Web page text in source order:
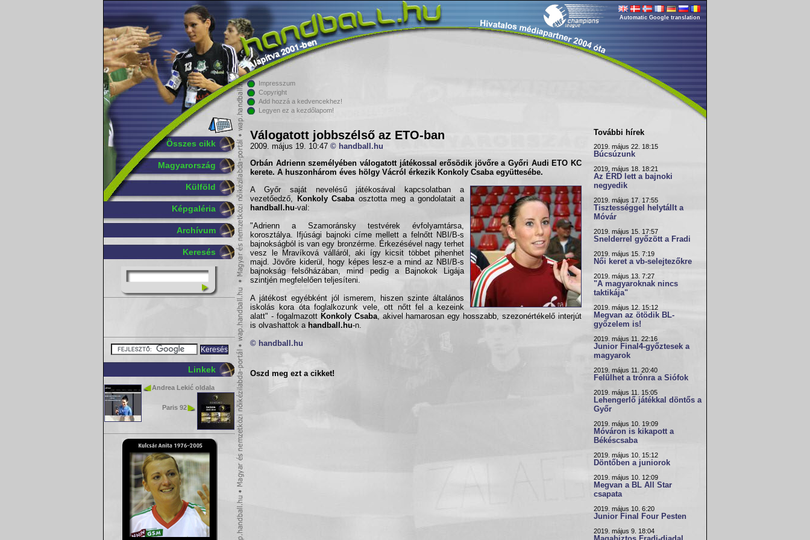
Összes cikk
Magyarország
Külföld
Képgaléria
Archívum
Keresés
Linkek
Andrea Lekić oldala
Paris 92
Automatic Google translation
Impresszum
Copyright
Add hozzá a kedvencekhez!
Legyen ez a kezdőlapom!
Válogatott jobbszélső az ETO-ban
2009. május 19. 10:47 © handball.hu
Orbán Adriennszemélyében válogatott játékossal erősödik jövőre aGyőri Audi ETO KC
kerete. A huszonhárom éves hölgy Vácról érkezik Konkoly Csaba együttesébe.
A Győr saját nevelésű játékosával kapcsolatban a
vezetőedző,
Konkoly Csaba osztotta meg a gondolatait a
handball.hu-val:
"Adrienn a Szamoránsky testvérek évfolyamtársa,
korosztálya. Ifjúsági bajnoki címe mellett a felnőtt NBI/B-s
bajnokságból is van egy bronzérme. Érkezésével nagy terhet
vesz le Mravíková válláról, aki így kicsit többet pihenhet
majd. Jövőre kiderül, hogy képes lesz-e a mind az NBI/B-s
bajnokság felsőházában, mind pedig a Bajnokok Ligája
szintjén megfelelően teljesíteni.
A játékost egyébként jól ismerem, hiszen szinte általános
iskolás kora óta foglalkozunk vele, ott nőtt fel a kezeink
alatt" - fogalmazott Konkoly Csaba, akivel hamarosan egy hosszabb, szezonértékelő interjút
is olvashattok a handball.hu-n.
© handball.hu
Oszd meg ezt a cikket!
További hírek
2019. május 22. 18:15
Búcsúzunk
2019. május 18. 18:21
Az ÉRD lett a bajnoki
negyedik
2019. május 17. 17:55
Tisztességgel helytállt a
Móvár
2019. május 15. 17:57
Snelderrel győzött a Fradi
2019. május 15. 7:19
Női keret a vb-selejtezőkre
2019. május 13. 7:27
"A magyaroknak nincs
taktikája"
2019. május 12. 15:12
Megvan az ötödik BL-
győzelem is!
2019. május 11. 22:16
Junior Final4-győztesek a
magyarok
2019. május 11. 20:40
Felülhet a trónra a Siófok
2019. május 11. 15:05
Lehengerlő játékkal döntős a
Győr
2019. május 10. 19:09
Móváron is kikapott a
Békéscsaba
2019. május 10. 15:12
Döntőben a juniorok
2019. május 10. 12:09
Megvan a BL All Star
csapata
2019. május 10. 6:20
Junior Final Four Pesten
2019. május 9. 18:04